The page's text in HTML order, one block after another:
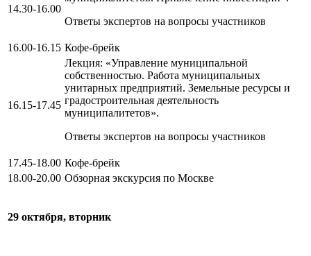
14.30-16.00
Ответы экспертов на вопросы участников
16.00-16.15 Кофе-брейк
16.15-17.45
Лекция: «Управление муниципальной
собственностью. Работа муниципальных
унитарных предприятий. Земельные ресурсы и
градостроительная деятельность
муниципалитетов».
Ответы экспертов на вопросы участников
17.45-18.00 Кофе-брейк
18.00-20.00 Обзорная экскурсия по Москве
29 октября, вторник